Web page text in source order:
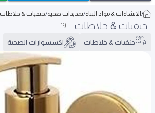
/ الانشاءات & مواد البناء/تمديدات صحية/حنفيات & خلاطات
حنفيات & خلاطات 19
حنفيات & خلاطات اكسسوارات الصحية